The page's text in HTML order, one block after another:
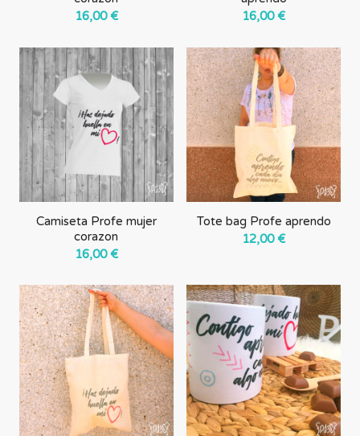
16,00€
16,00€
Camiseta Profe mujer
corazon
16,00€
Tote bag Profe aprendo
12,00€